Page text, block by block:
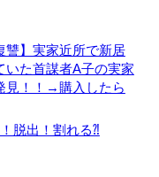
讐】実家近所で新居
いた首謀者A子の実家
見！！→購入したら
脱出！割れる⁈